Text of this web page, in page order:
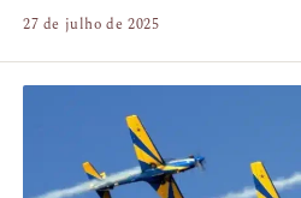
27 de julho de 2025